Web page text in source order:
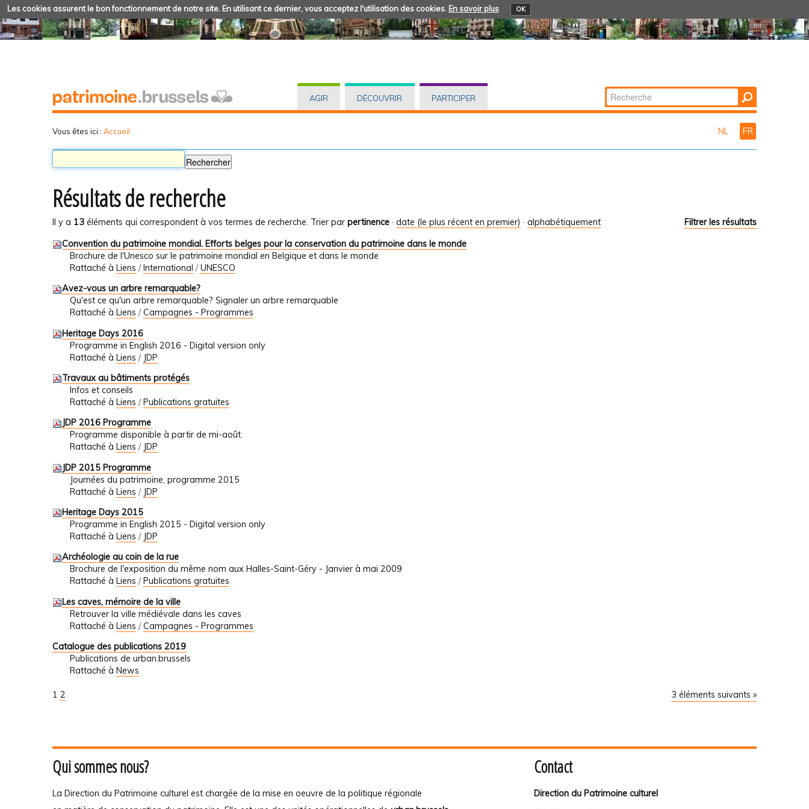
Les cookies assurent le bon fonctionnement de notre site. En utilisant ce dernier, vous acceptez l'utilisation des cookies. En savoir plus OK
AGIR DÉCOUVRIR PARTICIPER Chercher par
Recherche
Vous êtes ici : Accueil NL FR
Résultats de recherche
Il y a 13 éléments qui correspondent à vos termes de recherche. Filtrer les résultats
Trier par pertinence · date (le plus récent en premier) · alphabétiquement
Convention du patrimoine mondial. Efforts belges pour la conservation du patrimoine dans le monde
Brochure de l'Unesco sur le patrimoine mondial en Belgique et dans le monde
Rattaché à Liens /International /UNESCO
Avez-vous un arbre remarquable?
Qu'est ce qu'un arbre remarquable? Signaler un arbre remarquable
Rattaché à Liens /Campagnes - Programmes
Heritage Days 2016
Programme in English 2016 - Digital version only
Rattaché à Liens / JDP
Travaux au bâtiments protégés
Infos et conseils
Rattaché à Liens /Publications gratuites
JDP 2016 Programme
Programme disponible à partir de mi-août.
Rattaché à Liens / JDP
JDP 2015 Programme
Journées du patrimoine, programme 2015
Rattaché à Liens / JDP
Heritage Days 2015
Programme in English 2015 - Digital version only
Rattaché à Liens / JDP
Archéologie au coin de la rue
Brochure de l'exposition du même nom aux Halles-Saint-Géry - Janvier à mai 2009
Rattaché à Liens / Publications gratuites
Les caves, mémoire de la ville
Retrouver la ville médiévale dans les caves
Rattaché à Liens /Campagnes - Programmes
Catalogue des publications 2019
Publications de urban.brussels
Rattaché à News
3 éléments suivants »
1 2
Qui sommes nous?
La Direction du Patrimoine culturel est chargée de la mise en oeuvre de la politique régionale
Contact
Direction du Patrimoine culturel